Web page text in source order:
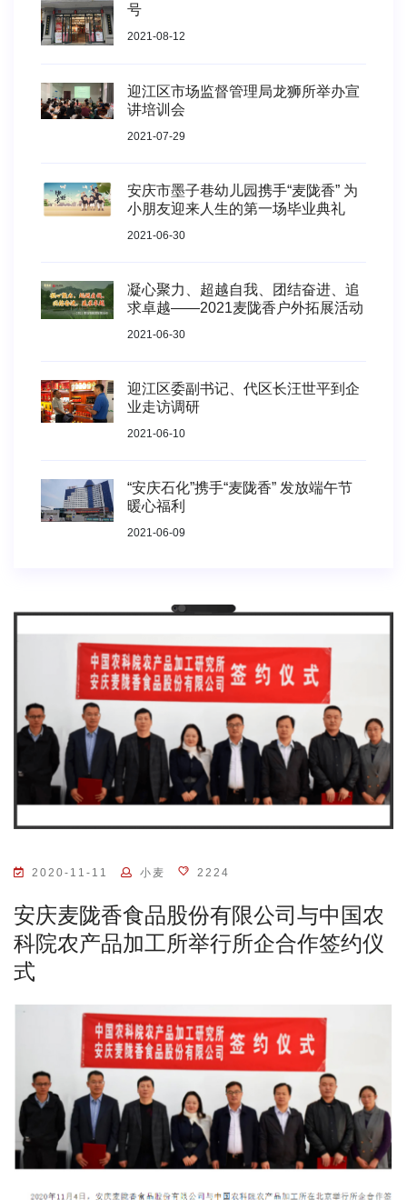
号
2021-08-12
迎江区市场监督管理局龙狮所举办宣
讲培训会
2021-07-29
安庆市墨子巷幼儿园携手“麦陇香” 为
小朋友迎来人生的第一场毕业典礼
2021-06-30
凝心聚力、超越自我、团结奋进、追
求卓越——2021麦陇香户外拓展活动
2021-06-30
迎江区委副书记、代区长汪世平到企
业走访调研
2021-06-10
“安庆石化”携手“麦陇香” 发放端午节
暖心福利
2021-06-09
2020-11-11 小麦 2224
安庆麦陇香食品股份有限公司与中国农
科院农产品加工所举行所企合作签约仪
式